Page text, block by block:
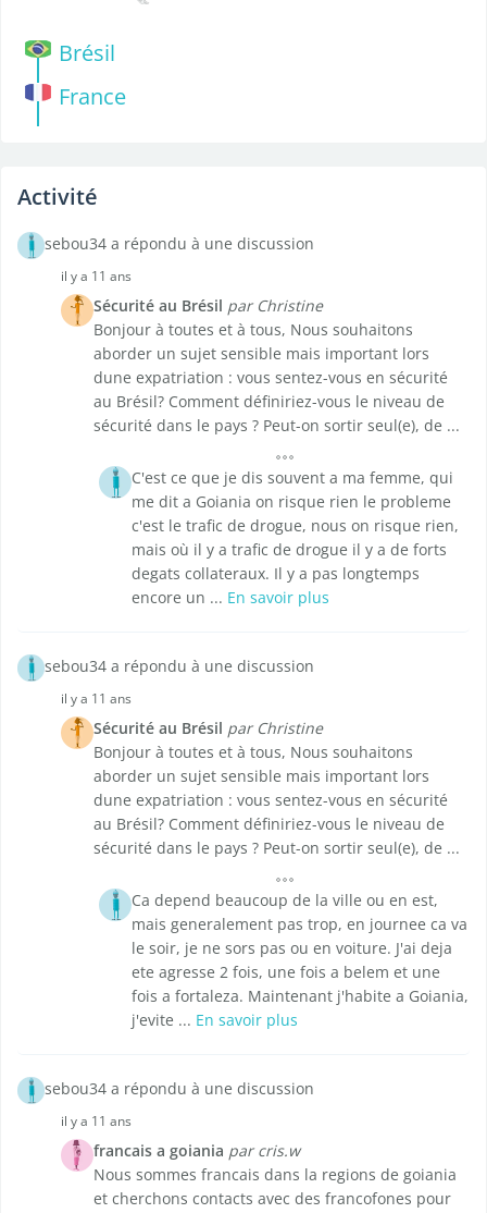
Brésil
France
Activité
sebou34 a répondu à une discussion
il y a 11 ans
Sécurité au Brésil par Christine
Bonjour à toutes et à tous, Nous souhaitons
aborder un sujet sensible mais important lors
dune expatriation : vous sentez-vous en sécurité
au Brésil? Comment définiriez-vous le niveau de
sécurité dans le pays ? Peut-on sortir seul(e), de ...
C'est ce que je dis souvent a ma femme, qui
me dit a Goiania on risque rien le probleme
c'est le trafic de drogue, nous on risque rien,
mais où il y a trafic de drogue il y a de forts
degats collateraux. Il y a pas longtemps
encore un ... En savoir plus
sebou34 a répondu à une discussion
il y a 11 ans
Sécurité au Brésil par Christine
Bonjour à toutes et à tous, Nous souhaitons
aborder un sujet sensible mais important lors
dune expatriation : vous sentez-vous en sécurité
au Brésil? Comment définiriez-vous le niveau de
sécurité dans le pays ? Peut-on sortir seul(e), de ...
Ca depend beaucoup de la ville ou en est,
mais generalement pas trop, en journee ca va
le soir, je ne sors pas ou en voiture. J'ai deja
ete agresse 2 fois, une fois a belem et une
fois a fortaleza. Maintenant j'habite a Goiania,
j'evite ... En savoir plus
sebou34 a répondu à une discussion
il y a 11 ans
francais a goiania par cris.w
Nous sommes francais dans la regions de goiania
et cherchons contacts avec des francofones pour